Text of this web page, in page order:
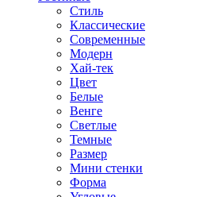
Стиль
Классические
Современные
Модерн
Хай-тек
Цвет
Белые
Венге
Светлые
Темные
Размер
Мини стенки
Форма